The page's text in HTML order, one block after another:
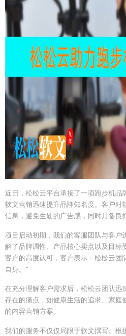
近日，松松云平台承接了一项跑步机品
软文营销迅速提升品牌知名度。客户对
信息，避免生硬的广告感，同时具备良
项目启动初期，我们的客服团队与客户
解了品牌调性、产品核心卖点以及目标
客户的高度认可，客户表示：松松云团
自身。”
在充分理解客户需求后，松松云团队迅
存在的痛点，如健康生活的追求、家庭
的内容营销方案。
我们的服务不仅仅局限于软文撰写。根